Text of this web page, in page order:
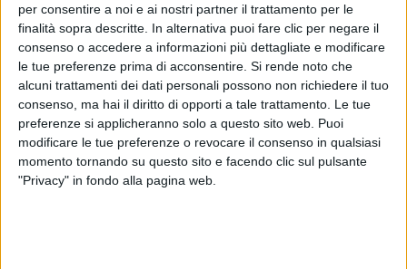
per consentire a noi e ai nostri partner il trattamento per le
finalità sopra descritte. In alternativa puoi fare clic per negare il
consenso o accedere a informazioni più dettagliate e modificare
le tue preferenze prima di acconsentire. Si rende noto che
alcuni trattamenti dei dati personali possono non richiedere il tuo
consenso, ma hai il diritto di opporti a tale trattamento. Le tue
preferenze si applicheranno solo a questo sito web. Puoi
modificare le tue preferenze o revocare il consenso in qualsiasi
momento tornando su questo sito e facendo clic sul pulsante
"Privacy" in fondo alla pagina web.
Martino (Portosole
Shipyard): “Gli oneri
burocratici pesano sulla
competitività”
22 GIUGNO 2026
Di Palo (Piloda Yachting): “Il
refit cresce, la manodopera
specializzata manca”
2 GIUGNO 2026
ISCRIVITI ALLA NEWSLETTER